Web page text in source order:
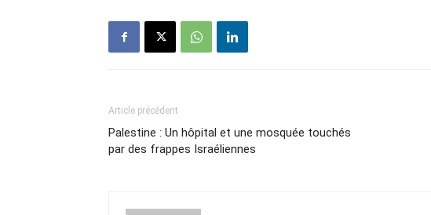
Article précédent
Palestine : Un hôpital et une mosquée touchés
par des frappes Israéliennes